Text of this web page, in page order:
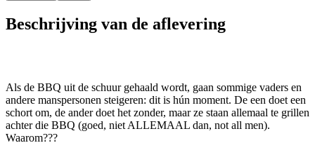
Beschrijving van de aflevering
Als de BBQ uit de schuur gehaald wordt, gaan sommige vaders en
andere manspersonen steigeren: dit is hún moment. De een doet een
schort om, de ander doet het zonder, maar ze staan allemaal te grillen
achter die BBQ (goed, niet ALLEMAAL dan, not all men).
Waarom???